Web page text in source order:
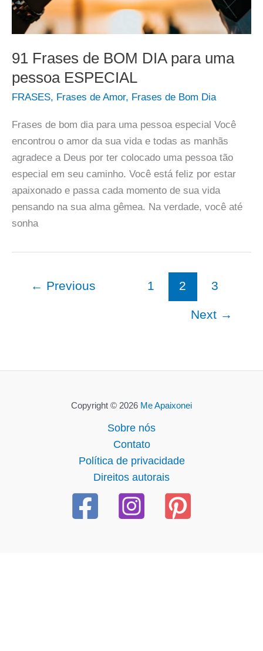
91 Frases de BOM DIA para uma
pessoa ESPECIAL
FRASES, Frases de Amor, Frases de Bom Dia
Frases de bom dia para uma pessoa especial Você
encontrou o amor da sua vida e todas as manhãs
agradece a Deus por ter colocado uma pessoa tão
especial em seu caminho. Você está feliz por estar
apaixonado e passa cada momento de sua vida
pensando na sua alma gêmea. Na verdade, você até
sonha
← Previous 1 2 3
Next →
Copyright © 2026 Me Apaixonei
Sobre nós
Contato
Política de privacidade
Direitos autorais